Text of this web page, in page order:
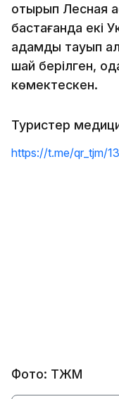
отырып Лесная
бастағанда екі
адамды тауып
шай берілген,
көмектескен.
Туристер
https://t.me/qr_tjm/
Фото: ТЖМ